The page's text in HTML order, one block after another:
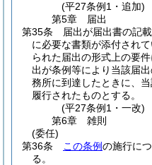
(平27条例1・追加)
第5章
届出
第35条
届出が届出書の記
に必要な書類が添付され
られた届出の形式上の要
出が条例等により当該届
務所に到達したときに、
履行されたものとする。
(平27条例1・一改)
第6章
雑則
(委任)
第36条
この条例の施行に
る。